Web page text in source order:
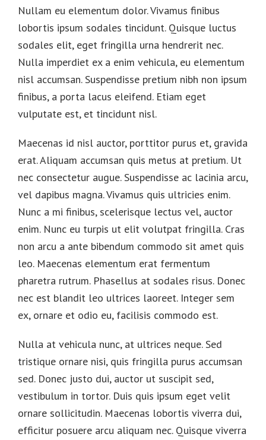
Nullam eu elementum dolor. Vivamus finibus
lobortis ipsum sodales tincidunt. Quisque luctus
sodales elit, eget fringilla urna hendrerit nec.
Nulla imperdiet ex a enim vehicula, eu elementum
nisl accumsan. Suspendisse pretium nibh non ipsum
finibus, a porta lacus eleifend. Etiam eget
vulputate est, et tincidunt nisl.
Maecenas id nisl auctor, porttitor purus et, gravida
erat. Aliquam accumsan quis metus at pretium. Ut
nec consectetur augue. Suspendisse ac lacinia arcu,
vel dapibus magna. Vivamus quis ultricies enim.
Nunc a mi finibus, scelerisque lectus vel, auctor
enim. Nunc eu turpis ut elit volutpat fringilla. Cras
non arcu a ante bibendum commodo sit amet quis
leo. Maecenas elementum erat fermentum
pharetra rutrum. Phasellus at sodales risus. Donec
nec est blandit leo ultrices laoreet. Integer sem
ex, ornare et odio eu, facilisis commodo est.
Nulla at vehicula nunc, at ultrices neque. Sed
tristique ornare nisi, quis fringilla purus accumsan
sed. Donec justo dui, auctor ut suscipit sed,
vestibulum in tortor. Duis quis ipsum eget velit
ornare sollicitudin. Maecenas lobortis viverra dui,
efficitur posuere arcu aliquam nec. Quisque viverra